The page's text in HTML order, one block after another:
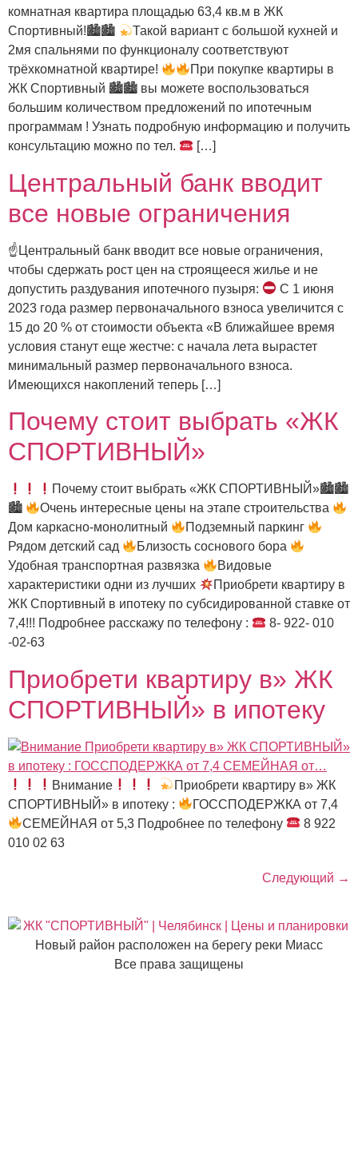
комнатная квартира площадью 63,4 кв.м в ЖК
Спортивный!🏙🏙
Такой вариант с большой кухней и
2мя спальнями по функционалу соответствуют
трёхкомнатной квартире!
При покупке квартиры в
ЖК Спортивный 🏙🏙 вы можете воспользоваться
большим количеством предложений по ипотечным
программам ! Узнать подробную информацию и получить
консультацию можно по тел.
[…]
Центральный банк вводит
все новые ограничения
☝Центральный банк вводит все новые ограничения,
чтобы сдержать рост цен на строящееся жилье и не
допустить раздувания ипотечного пузыря:
С 1 июня
2023 года размер первоначального взноса увеличится с
15 до 20 % от стоимости объекта «В ближайшее время
условия станут еще жестче: с начала лета вырастет
минимальный размер первоначального взноса.
Имеющихся накоплений теперь […]
Почему стоит выбрать «ЖК
СПОРТИВНЫЙ»
Почему стоит выбрать «ЖК СПОРТИВНЫЙ»🏙🏙
🏙
Очень интересные цены на этапе строительства
Дом каркасно-монолитный
Подземный паркинг
Рядом детский сад
Близость соснового бора
Удобная транспортная развязка
Видовые
характеристики одни из лучших
Приобрети квартиру в
ЖК Спортивный в ипотеку по субсидированной ставке от
7,4!!! Подробнее расскажу по телефону :
8- 922- 010
-02-63
Приобрети квартиру в» ЖК
СПОРТИВНЫЙ» в ипотеку
Внимание
Приобрети квартиру в» ЖК
СПОРТИВНЫЙ» в ипотеку :
ГОССПОДЕРЖКА от 7,4
СЕМЕЙНАЯ от 5,3 Подробнее по телефону
8 922
010 02 63
Следующий →
Новый район расположен на берегу реки Миасс
Все права защищены